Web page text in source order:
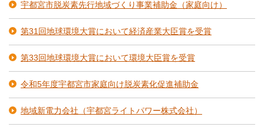
宇都宮市脱炭素先行地域づくり事業補助金（家庭向け）
第31回地球環境大賞において経済産業大臣賞を受賞
第33回地球環境大賞において環境大臣賞を受賞
令和5年度宇都宮市家庭向け脱炭素化促進補助金
地域新電力会社（宇都宮ライトパワー株式会社）